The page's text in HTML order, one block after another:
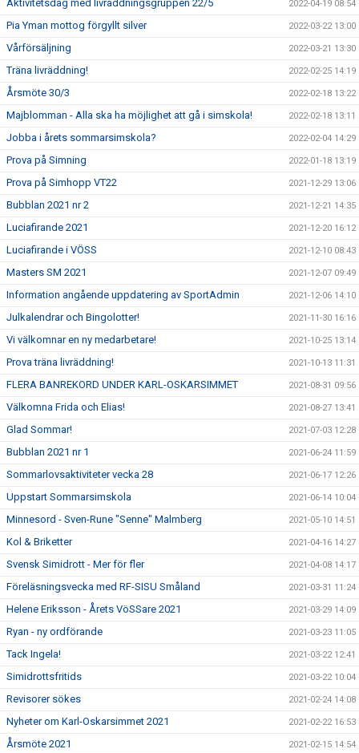
Aktivitetsdag med livräddningsgruppen 22/5 2022-04-19 08:54
Pia Yman mottog förgyllt silver 2022-03-22 13:00
Vårförsäljning 2022-03-21 13:30
Träna livräddning! 2022-02-25 14:19
Årsmöte 30/3 2022-02-18 13:22
Majblomman - Alla ska ha möjlighet att gå i simskola! 2022-02-18 13:11
Jobba i årets sommarsimskola? 2022-02-04 14:29
Prova på Simning 2022-01-18 13:19
Prova på Simhopp VT22 2021-12-29 13:06
Bubblan 2021 nr 2 2021-12-21 14:35
Luciafirande 2021 2021-12-20 16:12
Luciafirande i VÖSS 2021-12-10 08:43
Masters SM 2021 2021-12-07 09:49
Information angående uppdatering av SportAdmin 2021-12-06 14:10
Julkalendrar och Bingolotter! 2021-11-30 16:16
Vi välkomnar en ny medarbetare! 2021-10-25 13:14
Prova träna livräddning! 2021-10-13 11:31
FLERA BANREKORD UNDER KARL-OSKARSIMMET 2021-08-31 09:56
Välkomna Frida och Elias! 2021-08-27 13:41
Glad Sommar! 2021-07-03 12:28
Bubblan 2021 nr 1 2021-06-24 11:59
Sommarlovsaktiviteter vecka 28 2021-06-17 12:26
Uppstart Sommarsimskola 2021-06-14 10:04
Minnesord - Sven-Rune "Senne" Malmberg 2021-05-10 14:51
Kol & Briketter 2021-04-16 14:27
Svensk Simidrott - Mer för fler 2021-04-08 14:17
Föreläsningsvecka med RF-SISU Småland 2021-03-31 11:24
Helene Eriksson - Årets VöSSare 2021 2021-03-29 14:09
Ryan - ny ordförande 2021-03-23 11:05
Tack Ingela! 2021-03-22 12:41
Simidrottsfritids 2021-03-22 10:04
Revisorer sökes 2021-02-24 14:08
Nyheter om Karl-Oskarsimmet 2021 2021-02-22 16:53
Årsmöte 2021 2021-02-15 14:54